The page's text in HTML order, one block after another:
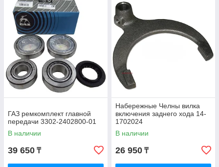
ГАЗ ремкомплект главной
передачи 3302-2402800-01
В наличии
39 650 ₸
Набережные Челны вилка
включения заднего хода 14-
1702024
В наличии
26 950 ₸